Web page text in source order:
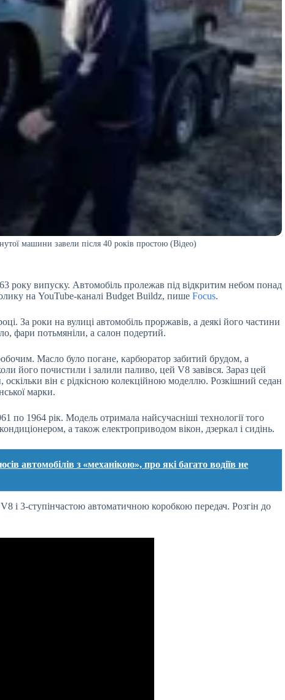
машини завели після 40 років простою (Відео)
випуску. Автомобіль пролежав під відкритим небом понад
на YouTube-каналі Budget Buildz, пише Focus.
За роки на вулиці автомобіль проржавів, а деякі його частини
фари потьмяніли, а салон подертий.
Масло було погане, карбюратор забитий брудом, а
його почистили і залили паливо, цей V8 завівся. Зараз цей
оскільки він є рідкісною колекційною моделлю. Розкішний седан
марки.
по 1964 рік. Модель отримала найсучасніші технології того
а також електроприводом вікон, дзеркал і сидінь.
автомобілів з «механікою», про які багато водіїв не
і 3-ступінчастою автоматичною коробкою передач. Розгін до